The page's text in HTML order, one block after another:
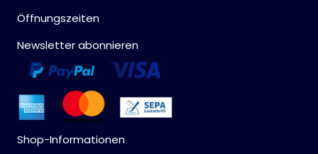
Öffnungszeiten
Newsletter abonnieren
Shop-Informationen